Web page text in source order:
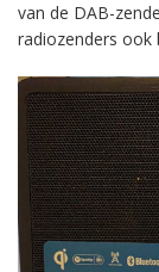
van de DAB-
radiozenders ook